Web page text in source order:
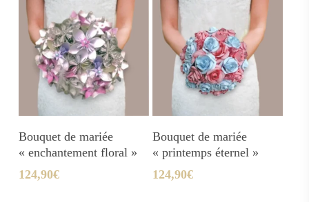
Ajouter Au Panier
Bouquet de mariée
« enchantement floral »
124,90€
Ajouter Au Panier
Bouquet de mariée
« printemps éternel »
124,90€